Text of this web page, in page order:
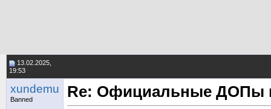
13.02.2025,
19:53
xundemu
Banned
Re: Официальные ДОПы